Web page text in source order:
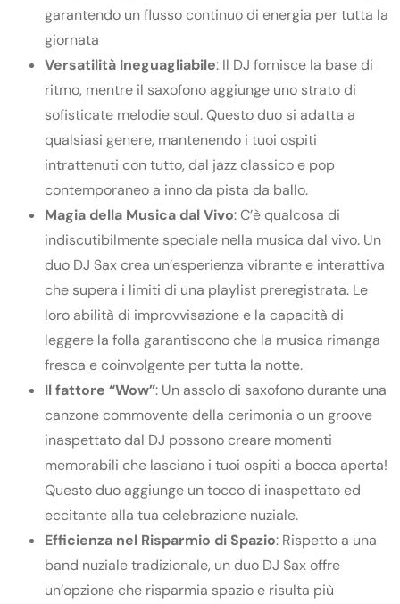
garantendo un flusso continuo di energia per tutta la
giornata
Versatilità Ineguagliabile: Il DJ fornisce la base di
ritmo, mentre il saxofono aggiunge uno strato di
sofisticate melodie soul. Questo duo si adatta a
qualsiasi genere, mantenendo i tuoi ospiti
intrattenuti con tutto, dal jazz classico e pop
contemporaneo a inno da pista da ballo.
Magia della Musica dal Vivo: C’è qualcosa di
indiscutibilmente speciale nella musica dal vivo. Un
duo DJ Sax crea un’esperienza vibrante e interattiva
che supera i limiti di una playlist preregistrata. Le
loro abilità di improvvisazione e la capacità di
leggere la folla garantiscono che la musica rimanga
fresca e coinvolgente per tutta la notte.
Il fattore “Wow”: Un assolo di saxofono durante una
canzone commovente della cerimonia o un groove
inaspettato dal DJ possono creare momenti
memorabili che lasciano i tuoi ospiti a bocca aperta!
Questo duo aggiunge un tocco di inaspettato ed
eccitante alla tua celebrazione nuziale.
Efficienza nel Risparmio di Spazio: Rispetto a una
band nuziale tradizionale, un duo DJ Sax offre
un’opzione che risparmia spazio e risulta più